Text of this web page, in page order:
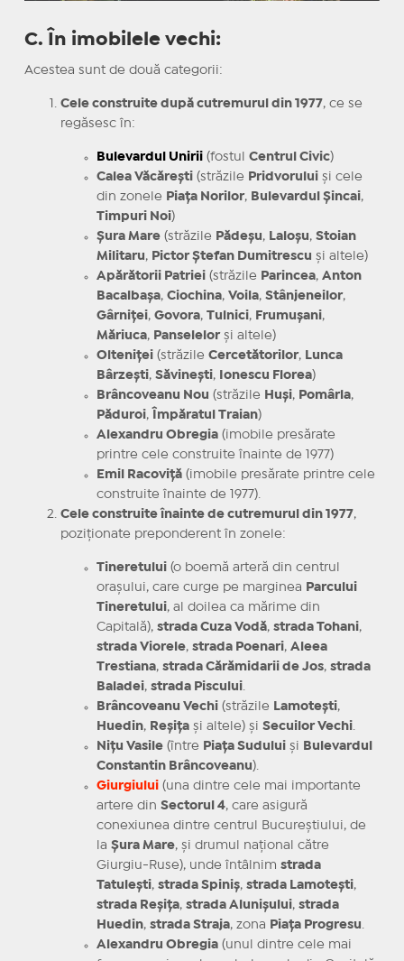
C. În imobilele vechi:
Acestea sunt de două categorii:
Cele construite după cutremurul din 1977, ce se
regăsesc în:
Bulevardul Unirii(fostul Centrul Civic)
Calea Văcărești(străzile Pridvoruluiși cele
din zonele
Piața Norilor, Bulevardul Șincai,
Timpuri Noi)
Șura Mare(străzile Pădeșu, Laloșu, Stoian
Militaru, Pictor Ștefan Dumitrescu și altele)
Apărătorii Patriei(străzile Parincea, Anton
Bacalbașa, Ciochina, Voila, Stânjeneilor,
Gârniței, Govora, Tulnici, Frumușani,
Măriuca, Panselelorși altele)
Olteniței(străzile Cercetătorilor, Lunca
Bârzești, Săvinești, Ionescu Florea)
Brâncoveanu Nou (străzile Huși, Pomârla,
Păduroi, Împăratul Traian)
Alexandru Obregia(imobile presărate
printre cele construite înainte de 1977)
Emil Racoviță(imobile presărate printre cele
construite înainte de 1977).
Cele construite înainte de cutremurul din 1977,
poziționate preponderent în zonele:
Tineretului(o boemă arteră din centrul
orașului, care curge pe marginea
Parcului
Tineretului, al doilea ca mărime din
Capitală), strada Cuza Vodă, strada Tohani,
strada Viorele, strada Poenari, Aleea
Trestiana, strada Cărămidarii de Jos, strada
Baladei, strada Piscului.
Brâncoveanu Vechi(străzile Lamotești,
Huedin, Reșițași altele) și Secuilor Vechi.
Nițu Vasile(între Piața Suduluiși
Bulevardul
Constantin Brâncoveanu).
Giurgiului(una dintre cele mai importante
artere din Sectorul 4, care asigură
conexiunea dintre centrul Bucureștiului, de
la Șura Mare, și drumul național către
Giurgiu-Ruse), unde întâlnim strada
Tatulești, strada Spiniș, strada Lamotești,
strada Reșița, strada Alunișului, strada
Huedin, strada Straja, zona Piața Progresu
Alexandru Obregia(unul dintre cele mai